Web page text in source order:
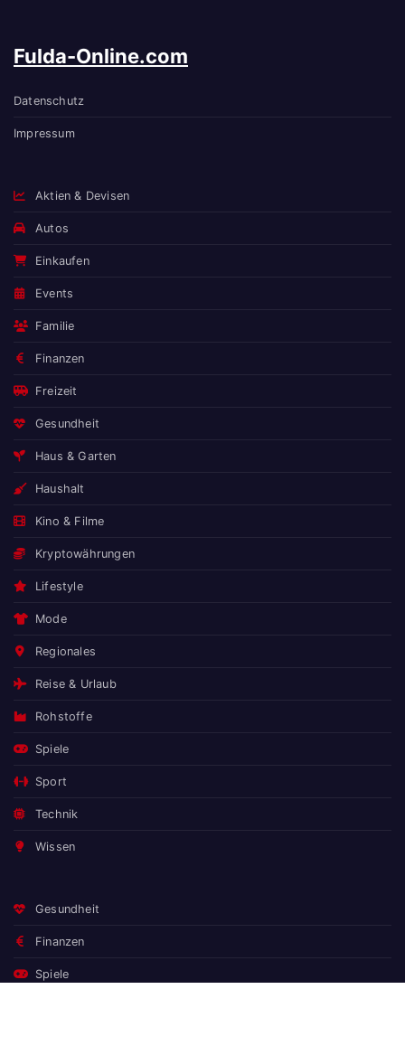
Fulda-Online.com
Datenschutz
Impressum
Aktien & Devisen
Autos
Einkaufen
Events
Familie
Finanzen
Freizeit
Gesundheit
Haus & Garten
Haushalt
Kino & Filme
Kryptowährungen
Lifestyle
Mode
Regionales
Reise & Urlaub
Rohstoffe
Spiele
Sport
Technik
Wissen
Gesundheit
Finanzen
Spiele